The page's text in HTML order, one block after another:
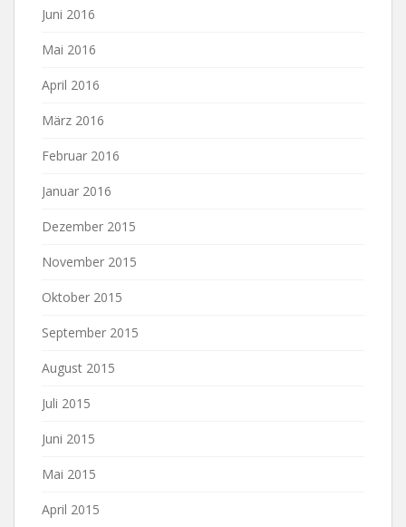
Juni 2016
Mai 2016
April 2016
März 2016
Februar 2016
Januar 2016
Dezember 2015
November 2015
Oktober 2015
September 2015
August 2015
Juli 2015
Juni 2015
Mai 2015
April 2015